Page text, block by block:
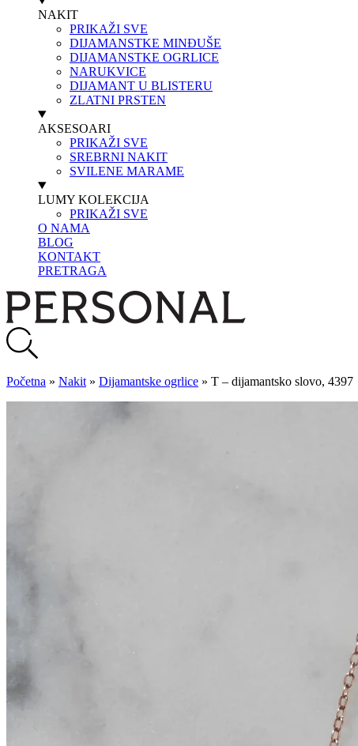
NAKIT
PRIKAŽI SVE
DIJAMANSTKE MINĐUŠE
DIJAMANSTKE OGRLICE
NARUKVICE
DIJAMANT U BLISTERU
ZLATNI PRSTEN
AKSESOARI
PRIKAŽI SVE
SREBRNI NAKIT
SVILENE MARAME
LUMY KOLEKCIJA
PRIKAŽI SVE
O NAMA
BLOG
KONTAKT
PRETRAGA
Početna » Nakit » Dijamantske ogrlice » T – dijamantsko slovo, 4397